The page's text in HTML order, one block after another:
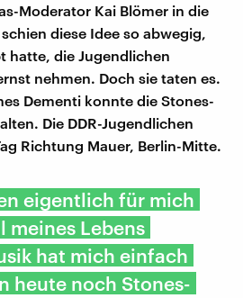
Moderator Kai Blömer in die
diese Idee so abwegig,
hatte, die Jugendlichen
nehmen. Doch sie taten es.
Dementi konnte die Stones-
Die DDR-Jugendlichen
Richtung Mauer, Berlin-Mitte.
eigentlich für mich
meines Lebens
hat mich einfach
heute noch Stones-